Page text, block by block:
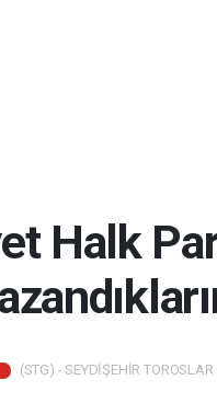
Halk
(STG) - SEYDİŞEHİR